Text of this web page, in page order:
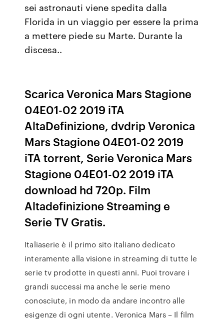
sei astronauti viene spedita dalla
Florida in un viaggio per essere la prima
a mettere piede su Marte. Durante la
discesa..
Scarica Veronica Mars Stagione
04E01-02 2019 iTA
AltaDefinizione, dvdrip Veronica
Mars Stagione 04E01-02 2019
iTA torrent, Serie Veronica Mars
Stagione 04E01-02 2019 iTA
download hd 720p. Film
Altadefinizione Streaming e
Serie TV Gratis.
Italiaserie è il primo sito italiano dedicato
interamente alla visione in streaming di tutte le
serie tv prodotte in questi anni. Puoi trovare i
grandi successi ma anche le serie meno
conosciute, in modo da andare incontro alle
esigenze di ogni utente. Veronica Mars – Il film